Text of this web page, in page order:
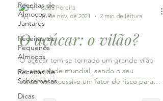
Receitas de
Almoços e
Jantares
Receitas de
Pequenos
Almoços
Receitas de
Sobremesas
Dicas
Cátia Pereira
16 de nov. de 2021
2 min de leitura
O açúcar: o vilão?
O açúcar tem se tornado um grande vilão
da sociedade mundial, sendo o seu
consumo excessivo um fator de risco para o
desenvolvimento de...